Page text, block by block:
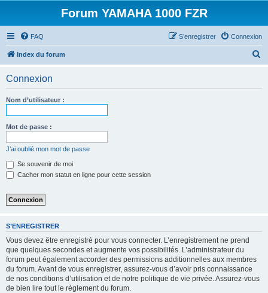
Forum YAMAHA 1000 FZR
FAQ Connexion
S’enregistrer
Index du forum
Connexion
Nom d’utilisateur :
Mot de passe :
J’ai oublié mon mot de passe
Se souvenir de moi
Cacher mon statut en ligne pour cette session
S’ENREGISTRER
Vous devez être enregistré pour vous connecter. L’enregistrement ne prend
que quelques secondes et augmente vos possibilités. L’administrateur du
forum peut également accorder des permissions additionnelles aux membres
du forum. Avant de vous enregistrer, assurez-vous d’avoir pris connaissance
de nos conditions d’utilisation et de notre politique de vie privée. Assurez-vous
de bien lire tout le règlement du forum.